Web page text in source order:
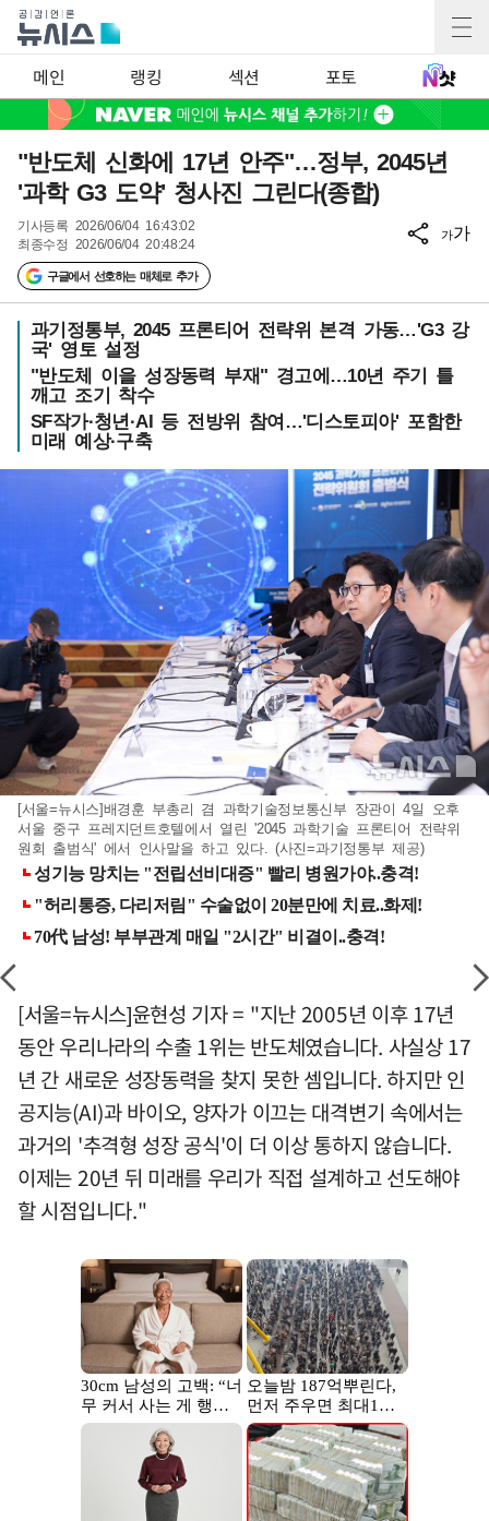
메인 랭킹 섹션 포토
"반도체 신화에 17년 안주"…정부, 2045년
'과학 G3 도약' 청사진 그린다(종합)
기사등록 2026/06/04 16:43:02
최종수정 2026/06/04 20:48:24
구글에서 선호하는 매체로 추가
가가
과기정통부, 2045 프론티어 전략위 본격 가동…'G3 강
국' 영토 설정
"반도체 이을 성장동력 부재" 경고에…10년 주기 틀
깨고 조기 착수
SF작가·청년·AI 등 전방위 참여…'디스토피아' 포함한
미래 예상·구축
[서울=뉴시스]배경훈 부총리 겸 과학기술정보통신부 장관이 4일 오후
서울 중구 프레지던트호텔에서 열린 '2045 과학기술 프론티어 전략위
원회 출범식' 에서 인사말을 하고 있다. (사진=과기정통부 제공)
[서울=뉴시스]윤현성 기자 = "지난 2005년 이후 17년
동안 우리나라의 수출 1위는 반도체였습니다. 사실상 17
년 간 새로운 성장동력을 찾지 못한 셈입니다. 하지만 인
공지능(AI)과 바이오, 양자가 이끄는 대격변기 속에서는
과거의 '추격형 성장 공식'이 더 이상 통하지 않습니다.
이제는 20년 뒤 미래를 우리가 직접 설계하고 선도해야
할 시점입니다."